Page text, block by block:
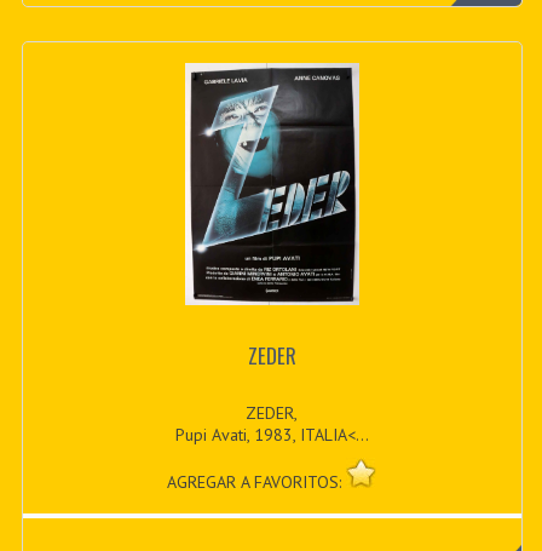
ZEDER
ZEDER,
Pupi Avati, 1983, ITALIA<...
AGREGAR A FAVORITOS: